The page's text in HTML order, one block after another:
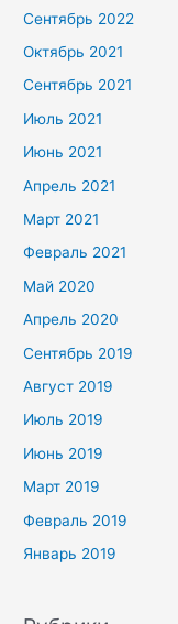
Сентябрь 2022
Октябрь 2021
Сентябрь 2021
Июль 2021
Июнь 2021
Апрель 2021
Март 2021
Февраль 2021
Май 2020
Апрель 2020
Сентябрь 2019
Август 2019
Июль 2019
Июнь 2019
Март 2019
Февраль 2019
Январь 2019